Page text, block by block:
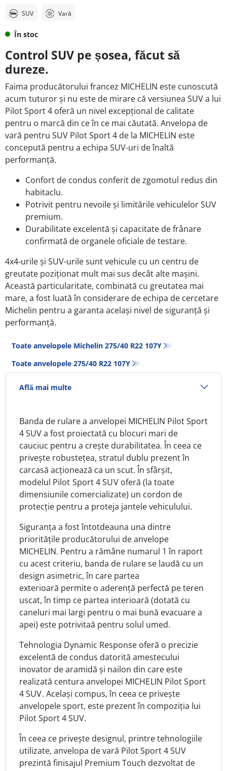
SUV Vară
În stoc
Control SUV pe șosea, făcut să
dureze.
Faima producătorului francez MICHELIN este cunoscută
acum tuturor și nu este de mirare că versiunea SUV a lui
Pilot Sport 4 oferă un nivel excepțional de calitate
pentru o marcă din ce în ce mai căutată. Anvelopa de
vară pentru SUV Pilot Sport 4 de la MICHELIN este
concepută pentru a echipa SUV-uri de înaltă
performanță.
Confort de condus conferit de zgomotul redus din
habitaclu.
Potrivit pentru nevoile și limitările vehiculelor SUV
premium.
Durabilitate excelentă și capacitate de frânare
confirmată de organele oficiale de testare.
4x4-urile și SUV-urile sunt vehicule cu un centru de
greutate poziționat mult mai sus decât alte mașini.
Această particularitate, combinată cu greutatea mai
mare, a fost luată în considerare de echipa de cercetare
Michelin pentru a garanta același nivel de siguranță și
performanță.
Toate anvelopele Michelin 275/40 R22 107Y
Toate anvelopele‎ 275/40 R22 107Y
Află mai multe
Banda de rulare a anvelopei MICHELIN Pilot Sport
4 SUV a fost proiectată cu blocuri mari de
cauciuc pentru a crește durabilitatea. În ceea ce
privește robustețea, stratul dublu prezent în
carcasă acționează ca un scut. În sfârșit,
modelul Pilot Sport 4 SUVoferă (la toate
dimensiunile comercializate) un cordon de
protecție pentru a proteja jantele vehiculului.
Siguranța a fost întotdeauna una dintre
prioritățile producătorului de anvelope
MICHELIN. Pentru a rămâne numarul 1 în raport
cu acest criteriu, banda de rulare se laudă cu un
design asimetric, în care partea
exterioară permite o aderență perfectă pe teren
uscat, în timp ce partea interioară (dotată cu
caneluri mai largi pentru o mai bună evacuare a
apei) este potrivitaă pentru solul umed.
Tehnologia Dynamic Response oferă o precizie
excelentă de condus datorită amestecului
inovator de aramidă și nailon din care este
realizată centura anvelopei MICHELIN Pilot Sport
4 SUV. Același compus, în ceea ce privește
anvelopele sport, este prezent în compoziția lui
Pilot Sport 4 SUV.
În ceea ce privește designul, printre tehnologiile
utilizate, anvelopa de vară Pilot Sport 4 SUV
prezintă finisajul Premium Touch dezvoltat de